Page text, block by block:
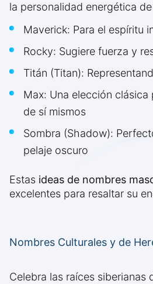
la personalidad energética
Maverick: Para el espíritu
Rocky: Sugiere fuerza y
Titán (Titan):
Max: Una elección
de sí mismos
Sombra (Shadow):
pelaje oscuro
Estas ideas de nombres
excelentes para resaltar su
Nombres Culturales y de
Celebra las raíces siberianas